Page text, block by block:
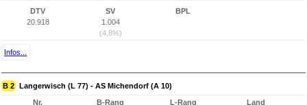
DTV
20.918
SV
1.004
(4,8%)
BPL
Infos...
B 2 Langerwisch (L 77) - AS Michendorf (A 10)
Nr. B-Rang L-Rang Land